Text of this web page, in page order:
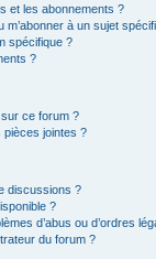
et les abonnements ?
à un sujet
spécifique ?
?
ce forum ?
pièces jointes ?
discussions ?
?
d’abus ou d’ordres
du forum ?